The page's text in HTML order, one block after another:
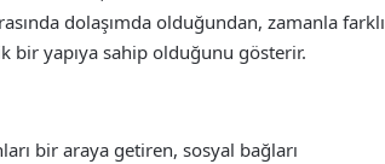
dolaşımda olduğundan, zamanla farklı
bir yapıya sahip olduğunu gösterir.
bir araya getiren, sosyal bağları